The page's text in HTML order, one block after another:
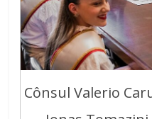
Cônsul Valerio